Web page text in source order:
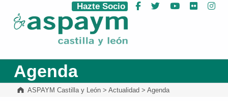
ASPAYM Castilla y León
Hazte Socio Facebook
Twitter YouTube
Flickr
Agenda
ASPAYM Castilla y León> Actualidad > Agenda